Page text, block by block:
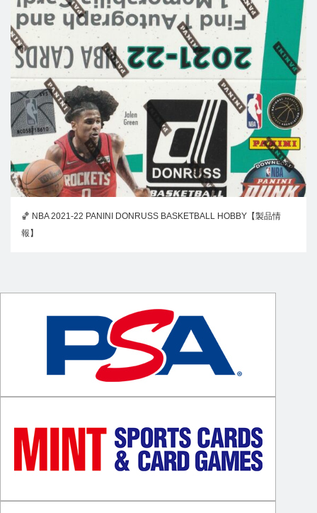
🏀 NBA 2021-22 PANINI DONRUSS BASKETBALL HOBBY【製品情
報】